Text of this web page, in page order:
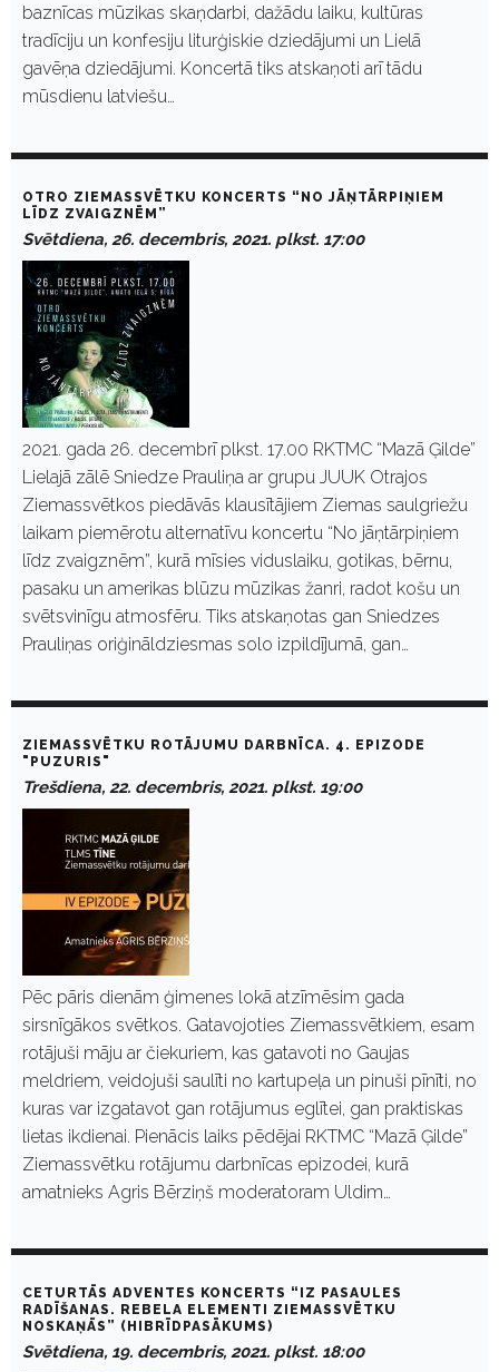
baznīcas mūzikas skaņdarbi, dažādu laiku, kultūras
tradīciju un konfesiju liturģiskie dziedājumi un Lielā
gavēņa dziedājumi. Koncertā tiks atskaņoti arī tādu
mūsdienu latviešu…
OTRO ZIEMASSVĒTKU KONCERTS “NO JĀŅTĀRPIŅIEM
LĪDZ ZVAIGZNĒM”
Svētdiena, 26. decembris, 2021. plkst. 17:00
2021. gada 26. decembrī plkst. 17.00 RKTMC “Mazā Ģilde”
Lielajā zālē Sniedze Prauliņa ar grupu JUUK Otrajos
Ziemassvētkos piedāvās klausītājiem Ziemas saulgriežu
laikam piemērotu alternatīvu koncertu “No jāņtārpiņiem
līdz zvaigznēm”, kurā mīsies viduslaiku, gotikas, bērnu,
pasaku un amerikas blūzu mūzikas žanri, radot košu un
svētsvinīgu atmosfēru. Tiks atskaņotas gan Sniedzes
Prauliņas oriģināldziesmas solo izpildījumā, gan…
ZIEMASSVĒTKU ROTĀJUMU DARBNĪCA. 4. EPIZODE
"PUZURIS"
Trešdiena, 22. decembris, 2021. plkst. 19:00
Pēc pāris dienām ģimenes lokā atzīmēsim gada
sirsnīgākos svētkos. Gatavojoties Ziemassvētkiem, esam
rotājuši māju ar čiekuriem, kas gatavoti no Gaujas
meldriem, veidojuši saulīti no kartupeļa un pinuši pīnīti, no
kuras var izgatavot gan rotājumus eglītei, gan praktiskas
lietas ikdienai. Pienācis laiks pēdējai RKTMC “Mazā Ģilde”
Ziemassvētku rotājumu darbnīcas epizodei, kurā
amatnieks Agris Bērziņš moderatoram Uldim…
CETURTĀS ADVENTES KONCERTS “IZ PASAULES
RADĪŠANAS. REBELA ELEMENTI ZIEMASSVĒTKU
NOSKAŅĀS” (HIBRĪDPASĀKUMS)
Svētdiena, 19. decembris, 2021. plkst. 18:00